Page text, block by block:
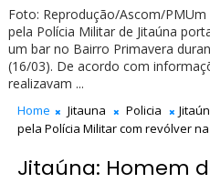
Foto: Reprodução/Ascom/
pela Polícia Militar de Jitaúna
um bar no Bairro Primavera
(16/03). De acordo com
realizavam ...
Home Jitauna Policia
pela Polícia Militar com revólver
Jitaúna: Homem